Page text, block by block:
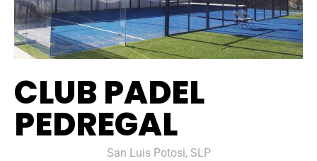
CLUB PADEL
PEDREGAL
San Luis Potosi, SLP